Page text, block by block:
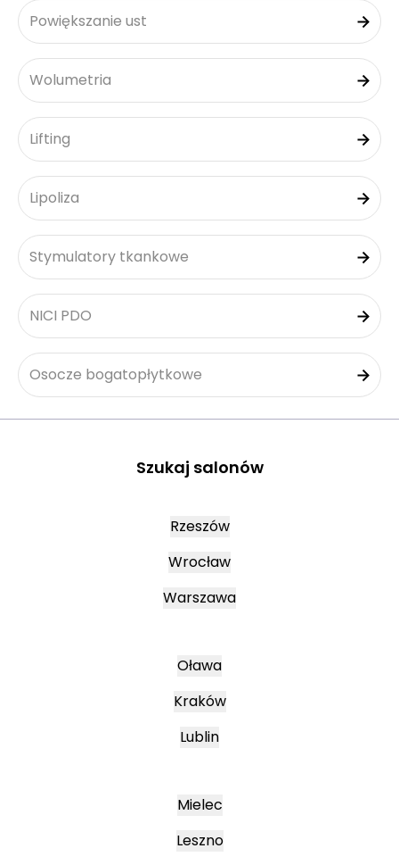
Powiększanie ust
Wolumetria
Lifting
Lipoliza
Stymulatory tkankowe
NICI PDO
Osocze bogatopłytkowe
Szukaj salonów
Rzeszów
Wrocław
Warszawa
Oława
Kraków
Lublin
Mielec
Leszno